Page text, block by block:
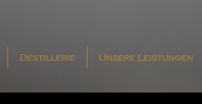
Destillerie Unsere Leistungen